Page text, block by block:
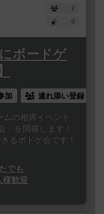
2
0
ボードゲ
加 連れ添い登録
の相席イベント
」を開催します！
るボドゲ会です！
でも
様歓迎